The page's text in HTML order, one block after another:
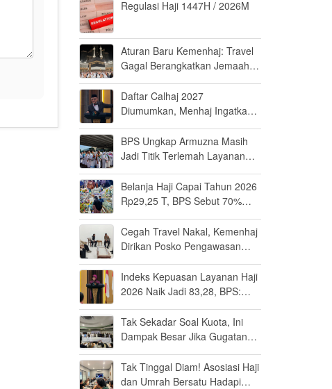
Regulasi Haji 1447H / 2026M
Aturan Baru Kemenhaj: Travel
Gagal Berangkatkan Jemaah
Daftar Calhaj 2027
Diumumkan, Menhaj Ingatkan
BPS Ungkap Armuzna Masih
Jadi Titik Terlemah Layanan
Belanja Haji Capai Tahun 2026
Rp29,25 T, BPS Sebut 70%
Saudi
Cegah Travel Nakal, Kemenhaj
Dirikan Posko Pengawasan
Indeks Kepuasan Layanan Haji
2026 Naik Jadi 83,28, BPS:
Tak Sekadar Soal Kuota, Ini
Dampak Besar Jika Gugatan
Tak Tinggal Diam! Asosiasi Haji
dan Umrah Bersatu Hadapi